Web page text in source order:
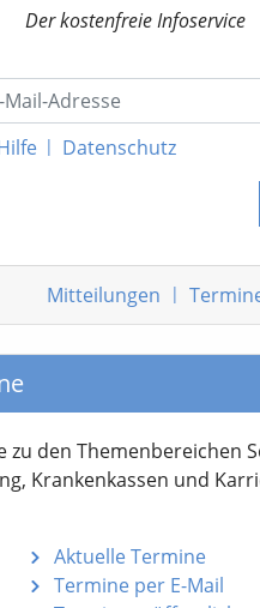
Der kostenfreie Infoservice
| Datenschutz
Mitteilungen |
zu den Themen­bereichen
Krankenkassen und
Aktuelle Termine
Termine per E-Mail